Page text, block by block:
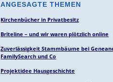
ANGESAGTE THEMEN
Kirchenbücher in Privatbesitz
Briteline – und wir waren plötzlich online
Zuverlässigkeit Stammbäume bei
FamilySearch und Co
Projektidee Hausgeschichte